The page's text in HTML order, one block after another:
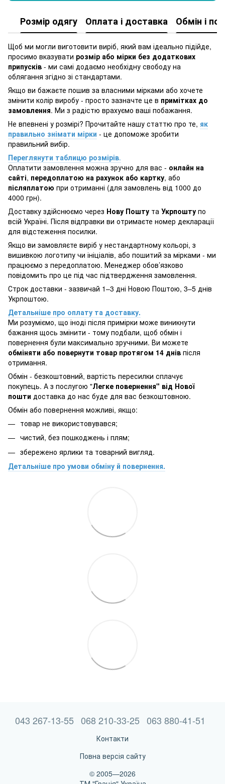
Розмір одягу Оплата і доставка Обмін і
Щоб ми могли виготовити виріб, який вам ідеально підійде,
просимо вказувати розмір або мірки без додаткових
припусків - ми самі додаємо необхідну свободу на
облягання згідно зі стандартами.
Якщо ви бажаєте пошив за власними мірками або хочете
змінити колір виробу - просто зазначте це в примітках до
замовлення. Ми з радістю врахуємо ваші побажання.
Не впевнені у розмірі? Прочитайте нашу статтю про те, як
правильно знімати мірки - це допоможе зробити
правильний вибір.
Переглянути таблицю розмірів.
Оплатити замовлення можна зручно для вас - онлайн на
сайті, передоплатою на рахунок або картку, або
післяплатою при отриманні (для замовлень від 1000 до
4000 грн).
Доставку здійснюємо через Нову Пошту та Укрпошту по
всій Україні. Після відправки ви отримаєте номер декларації
для відстеження посилки.
Якщо ви замовляєте виріб у нестандартному кольорі, з
вишивкою логотипу чи ініціалів, або пошитий за мірками - ми
працюємо з передоплатою. Менеджер обов’язково
повідомить про це під час підтвердження замовлення.
Строк доставки - зазвичай 1–3 дні Новою Поштою, 3–5 днів
Укрпоштою.
Детальніше про оплату та доставку.
Ми розуміємо, що іноді після примірки може виникнути
бажання щось змінити - тому подбали, щоб обмін і
повернення були максимально зручними. Ви можете
обміняти або повернути товар протягом 14 днів після
отримання.
Обмін - безкоштовний, вартість пересилки сплачує
покупець. А з послугою "Легке повернення" від Нової
пошти доставка до нас буде для вас безкоштовною.
Обмін або повернення можливі, якщо:
товар не використовувався;
чистий, без пошкоджень і плям;
збережено ярлики та товарний вигляд.
Детальніше про умови обміну й повернення.
043 267-13-55 068 210-33-25 063 880-41-51
Контакти
Повна версія сайту
© 2005—2026